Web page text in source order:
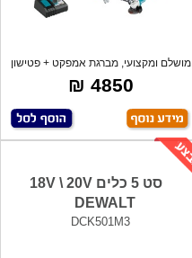
מושלם ומקצועי, מברגת אמפקט + פטישון
+ מב
4850 ₪
סט 5 כלים 18V \ 20V
DEWALT
DCK501M3